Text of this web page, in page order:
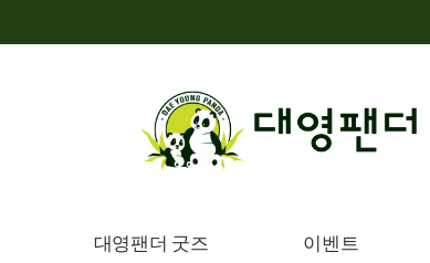
대영팬더 굿즈 이벤트